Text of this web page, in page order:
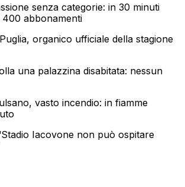
senza categorie: in 30 minuti
abbonamenti
organico ufficiale della stagione
una palazzina disabitata: nessun
vasto incendio: in fiamme
Iacovone non può ospitare